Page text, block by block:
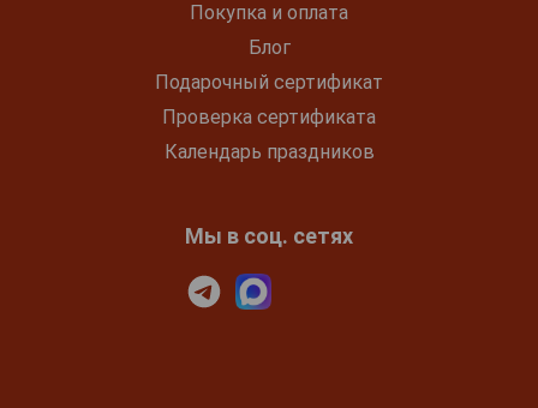
Покупка и оплата
Блог
Подарочный сертификат
Проверка сертификата
Календарь праздников
Мы в соц. сетях